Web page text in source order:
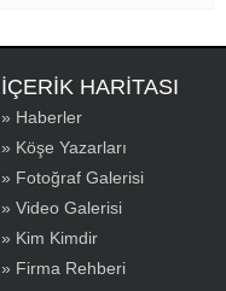
İÇERİK HARİTASI
» Haberler
» Köşe Yazarları
» Fotoğraf Galerisi
» Video Galerisi
» Kim Kimdir
» Firma Rehberi